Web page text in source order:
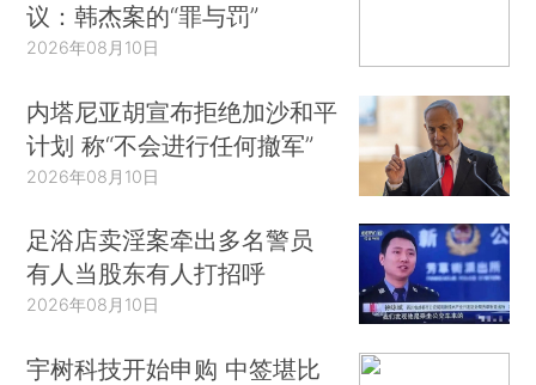
议：韩杰案的“罪与罚”
2026年08月10日
内塔尼亚胡宣布拒绝加沙和平
计划 称“不会进行任何撤军”
2026年08月10日
足浴店卖淫案牵出多名警员
有人当股东有人打招呼
2026年08月10日
宇树科技开始申购 中签堪比